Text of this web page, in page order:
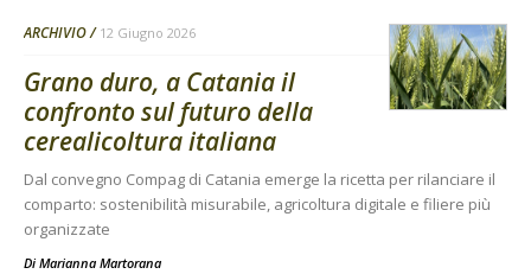
ARCHIVIO 12 Giugno 2026
Grano duro, a Catania il
confronto sul futuro della
cerealicoltura italiana
Dal convegno Compag di Catania emerge la ricetta per rilanciare il
comparto: sostenibilità misurabile, agricoltura digitale e filiere più
organizzate
Di Marianna Martorana